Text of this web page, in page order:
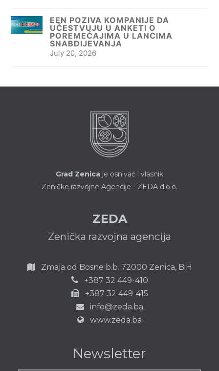
EEN POZIVA KOMPANIJE DA
UČESTVUJU U ANKETI O
POREMEĆAJIMA U LANCIMA
SNABDIJEVANJA
July 20, 2026
Grad Zenica je osnivač i vlasnik
Zeničke razvojne Agencije - ZEDA d.o.o.
ZEDA
Zenička razvojna agencija
Zmaja od Bosne b.b. 72000 Zenica, BiH
+387 32 449-410
+387 32 449-415
info@zeda.ba
www.zeda.ba
Newsletter